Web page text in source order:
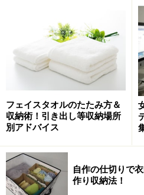
食器だけでなく、すべての
ですが、まずは自分にとって
切です。粗品でもらったけれ
入っていない物はありません
食器は一度保有すると、割れ
もなく、食器棚の奥に詰め込
たりとしてしまいがち。
形あるものを手放すのは本当
棚がギュウギュウだと毎日の
しまいます。出し入れがしや
フェイスタオルのたたみ方＆
収納術！引き出し等収納場所
別アドバイス
自作の仕切りで
作り収納法！